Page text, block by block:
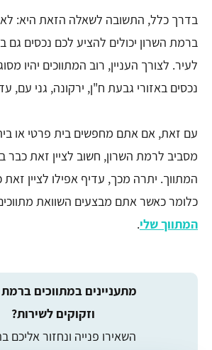
בדרך כלל, התשובה לשאלה הזאת היא: לא,
ברמת השרון יכולים להציע לכם נכסים גם
לעיר. לצורך העניין, רוב המתווכים יהיו
נכסים באזורי גבעת ח"ן, ירקונה, גני עם,
עם זאת, אם אתם מחפשים בית פרטי או
מסביב לרמת השרון, חשוב לציין זאת
המתווך. יתרה מכך, עדיף אפילו לציין
כלומר כאשר אתם מבצעים השוואת
המתווך שלי.
מתעניינים במתווכים ברמת
וזקוקים לשירות?
השאירו פנייה ונחזור אליכם